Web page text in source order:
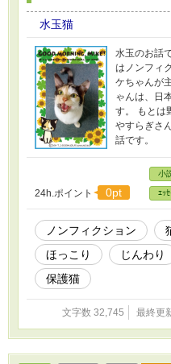
水玉猫
水玉のお話
はノンフィ
ケちゃんが
ゃんは、日
す。 もとは
やすらぎさ
話です。
24h.ポイント 0pt
小
ｴｯ
ノンフィクション
ほっこり
じんわり
保護猫
文字数 32,745 最終更